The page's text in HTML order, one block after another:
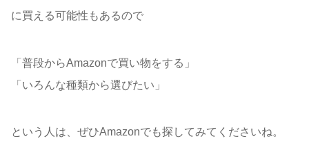
に買える可能性もあるので
「普段からAmazonで買い物をする」
「いろんな種類から選びたい」
という人は、ぜひAmazonでも探してみてくださいね。